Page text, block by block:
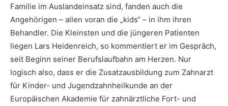
Familie im Auslandeinsatz sind, fanden auch die
Angehörigen – allen voran die „kids“ – in ihm ihren
Behandler. Die Kleinsten und die jüngeren Patienten
liegen Lars Heidenreich, so kommentiert er im Gespräch,
seit Beginn seiner Berufslaufbahn am Herzen. Nur
logisch also, dass er die Zusatzausbildung zum Zahnarzt
für Kinder- und Jugendzahnheilkunde an der
Europäischen Akademie für zahnärztliche Fort- und